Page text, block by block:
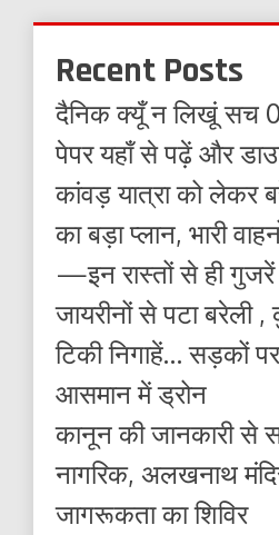
Recent Posts
दैनिक क्यूँ न लिखूं सच
पेपर यहाँ से पढ़ें और
कांवड़ यात्रा को लेकर
का बड़ा प्लान, भारी
—इन रास्तों से ही गुजरें
जायरीनों से पटा बरेली
टिकी निगाहें… सड़कों
आसमान में ड्रोन
कानून की जानकारी से
नागरिक, अलखनाथ
जागरूकता का शिविर